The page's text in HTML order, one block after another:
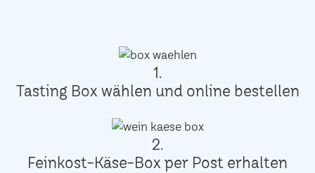
1.
Tasting Box wählen und online bestellen
2.
Feinkost-Käse-Box per Post erhalten